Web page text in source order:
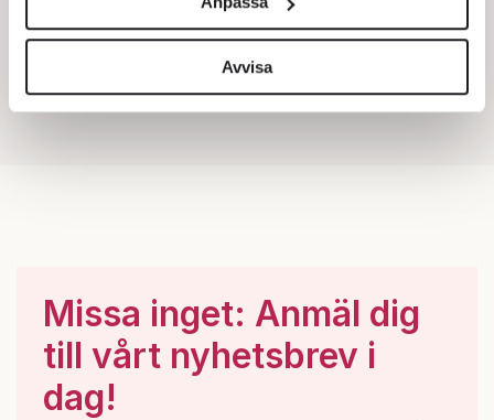
för sociala medier och analysera vår trafik. Vi
vidarebefordrar även sådana identifierare och annan
information från din enhet till de sociala medier och
annons- och analysföretag som vi samarbetar med.
Dessa kan i sin tur kombinera informationen med annan
Avvisa
Missa inget: Anmäl dig
till vårt nyhetsbrev i
dag!